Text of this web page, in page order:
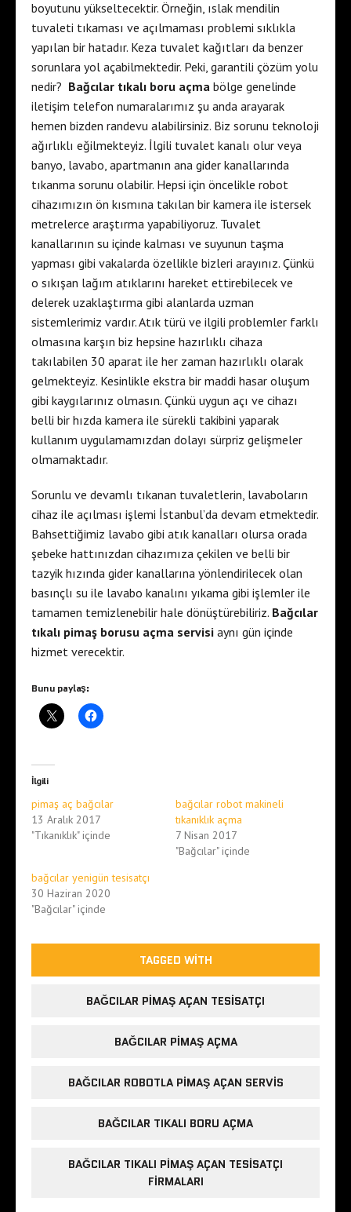
boyutunu yükseltecektir. Örneğin, ıslak mendilin
tuvaleti tıkaması ve açılmaması problemi sıklıkla
yapılan bir hatadır. Keza tuvalet kağıtları da benzer
sorunlara yol açabilmektedir. Peki, garantili çözüm yolu
nedir? Bağcılar tıkalı boru açma bölge genelinde
iletişim telefon numaralarımız şu anda arayarak
hemen bizden randevu alabilirsiniz. Biz sorunu teknoloji
ağırlıklı eğilmekteyiz. İlgili tuvalet kanalı olur veya
banyo, lavabo, apartmanın ana gider kanallarında
tıkanma sorunu olabilir. Hepsi için öncelikle robot
cihazımızın ön kısmına takılan bir kamera ile istersek
metrelerce araştırma yapabiliyoruz. Tuvalet
kanallarının su içinde kalması ve suyunun taşma
yapması gibi vakalarda özellikle bizleri arayınız. Çünkü
o sıkışan lağım atıklarını hareket ettirebilecek ve
delerek uzaklaştırma gibi alanlarda uzman
sistemlerimiz vardır. Atık türü ve ilgili problemler farklı
olmasına karşın biz hepsine hazırlıklı cihaza
takılabilen 30 aparat ile her zaman hazırlıklı olarak
gelmekteyiz. Kesinlikle ekstra bir maddi hasar oluşum
gibi kaygılarınız olmasın. Çünkü uygun açı ve cihazı
belli bir hızda kamera ile sürekli takibini yaparak
kullanım uygulamamızdan dolayı sürpriz gelişmeler
olmamaktadır.
Sorunlu ve devamlı tıkanan tuvaletlerin, lavaboların
cihaz ile açılması işlemi İstanbul’da devam etmektedir.
Bahsettiğimiz lavabo gibi atık kanalları olursa orada
şebeke hattınızdan cihazımıza çekilen ve belli bir
tazyik hızında gider kanallarına yönlendirilecek olan
basınçlı su ile lavabo kanalını yıkama gibi işlemler ile
tamamen temizlenebilir hale dönüştürebiliriz. Bağcılar
tıkalı pimaş borusu açma servisi aynı gün içinde
hizmet verecektir.
Bunu paylaş:
İlgili
pimaş aç bağcılar
13 Aralık 2017
"Tıkanıklık" içinde
bağcılar robot makineli
tıkanıklık açma
7 Nisan 2017
"Bağcılar" içinde
bağcılar yenigün tesisatçı
30 Haziran 2020
"Bağcılar" içinde
TAGGED WITH
BAĞCILAR PIMAŞ AÇAN TESISATÇI
BAĞCILAR PIMAŞ AÇMA
BAĞCILAR ROBOTLA PIMAŞ AÇAN SERVIS
BAĞCILAR TIKALI BORU AÇMA
BAĞCILAR TIKALI PIMAŞ AÇAN TESISATÇI
FIRMALARI